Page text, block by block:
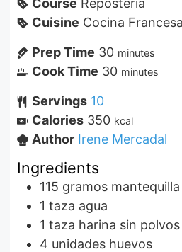
Course Reposteria
Cuisine Cocina Francesa
Prep Time 30 minutes
Cook Time 30 minutes
Servings 10
Calories 350 kcal
Author Irene Mercadal
Ingredients
115 gramos
1 taza agua
1 taza harina sin
4 unidades huevos